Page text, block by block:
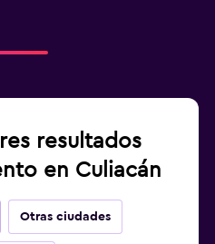
resultados
en Culiacán
Otras ciudades